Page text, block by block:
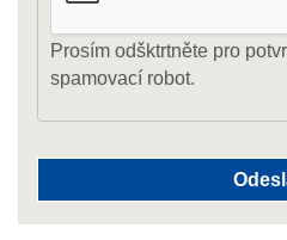
Prosím odšktrtněte pro
spamovací robot.